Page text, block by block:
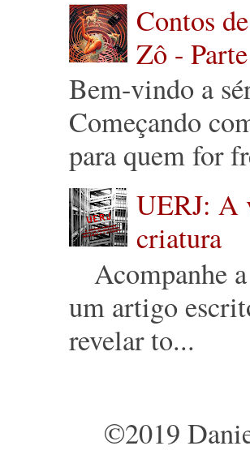
Contos
Zô -
Bem-vindo a
Começando
para quem for
UERJ: A
criatura
Acompanhe
um artigo
revelar to...
©2019